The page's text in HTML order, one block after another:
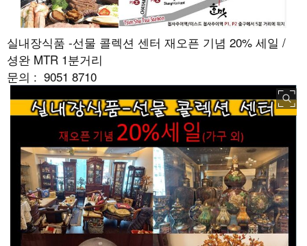
실내장식품 -선물 콜렉션 센터 재오픈 기념 20% 세일 /
셩완 MTR 1분거리
문의 : 9051 8710